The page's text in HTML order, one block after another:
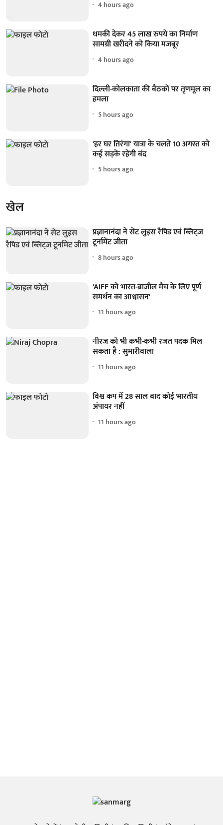
4 hours ago
धमकी देकर 45 लाख रुपये का निर्माण
सामग्री खरीदने को किया मजबूर
4 hours ago
दिल्ली-कोलकाता की बैठकों पर तृणमूल का
हमला
5 hours ago
'हर घर तिरंगा' यात्रा के चलते 10 अगस्त को
कई सड़कें रहेंगी बंद
5 hours ago
खेल
प्रज्ञानानंदा ने सेंट लुइस रैपिड एवं ब्लिट्ज
टूर्नामेंट जीता
8 hours ago
'AIFF को भारत-ब्राजील मैच के लिए पूर्ण
समर्थन का आश्वासन'
11 hours ago
नीरज को भी कभी-कभी रजत पदक मिल
सकता है : सुमारीवाला
11 hours ago
विश्व कप में 28 साल बाद कोई भारतीय
अंपायर नहीं
11 hours ago